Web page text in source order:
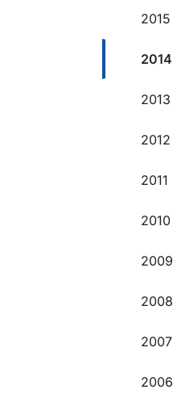
2015
2014
2013
2012
2011
2010
2009
2008
2007
2006